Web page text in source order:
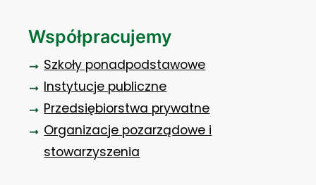
Współpracujemy
Szkoły ponadpodstawowe
Instytucje publiczne
Przedsiębiorstwa prywatne
Organizacje pozarządowe i
stowarzyszenia